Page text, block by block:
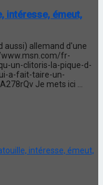
intéresse, émeut,
aussi) allemand d'une
www.msn.com/fr-
un-clitoris-la-pique-d-
a-fait-taire-un-
Je mets ici ...
intéresse, émeut,